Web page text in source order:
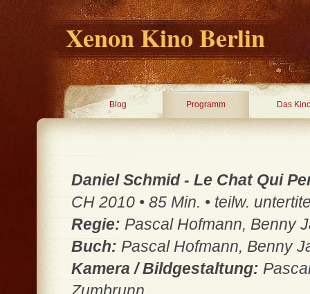
Xenon Kino Berlin
Blog Programm Das
Daniel Schmid - Le Chat Qui
CH 2010 • 85 Min. • teilw.
Regie: Pascal Hofmann, Benny
Buch: Pascal Hofmann, Benny
Kamera / Bildgestaltung: